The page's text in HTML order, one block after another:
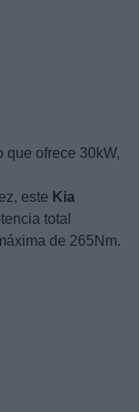
que ofrece 30kW,
este Kia
total
de 265Nm.